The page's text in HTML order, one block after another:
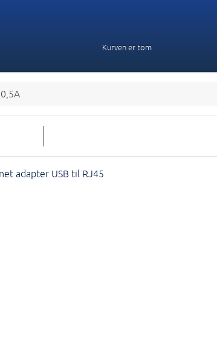
Kurven er tom
adapter USB til RJ45